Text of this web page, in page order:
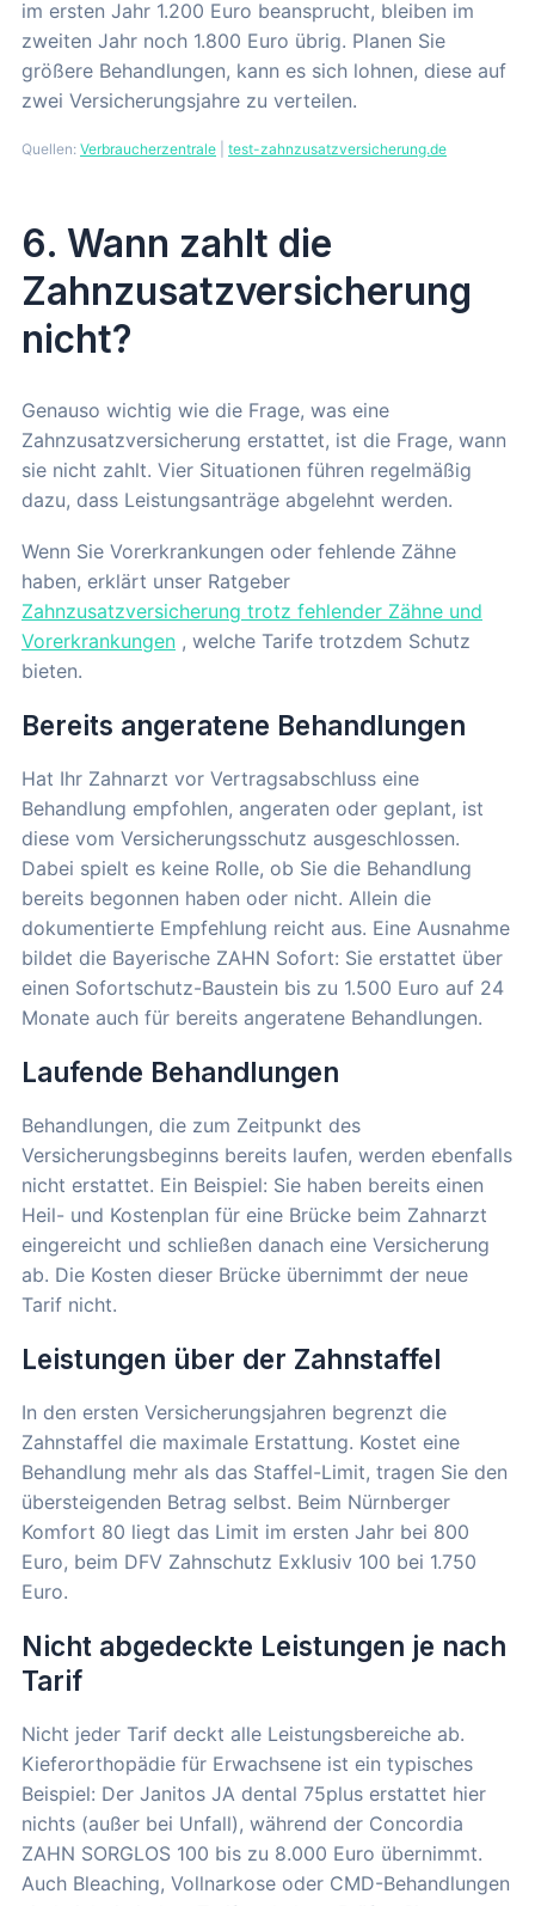
im ersten Jahr 1.200 Euro beansprucht, bleiben im
zweiten Jahr noch 1.800 Euro übrig. Planen Sie
größere Behandlungen, kann es sich lohnen, diese auf
zwei Versicherungsjahre zu verteilen.
Quellen: Verbraucherzentrale test-zahnzusatzversicherung.de
6. Wann zahlt die
Zahnzusatzversicherung
nicht?
Genauso wichtig wie die Frage, was eine
Zahnzusatzversicherung erstattet, ist die Frage, wann
sie nicht zahlt. Vier Situationen führen regelmäßig
dazu, dass Leistungsanträge abgelehnt werden.
Wenn Sie Vorerkrankungen oder fehlende Zähne
haben, erklärt unser Ratgeber
Zahnzusatzversicherung trotz fehlender Zähne und
Vorerkrankungen , welche Tarife trotzdem Schutz
bieten.
Bereits angeratene Behandlungen
Hat Ihr Zahnarzt vor Vertragsabschluss eine
Behandlung empfohlen, angeraten oder geplant, ist
diese vom Versicherungsschutz ausgeschlossen.
Dabei spielt es keine Rolle, ob Sie die Behandlung
bereits begonnen haben oder nicht. Allein die
dokumentierte Empfehlung reicht aus. Eine Ausnahme
bildet die Bayerische ZAHN Sofort: Sie erstattet über
einen Sofortschutz-Baustein bis zu 1.500 Euro auf 24
Monate auch für bereits angeratene Behandlungen.
Laufende Behandlungen
Behandlungen, die zum Zeitpunkt des
Versicherungsbeginns bereits laufen, werden ebenfalls
nicht erstattet. Ein Beispiel: Sie haben bereits einen
Heil- und Kostenplan für eine Brücke beim Zahnarzt
eingereicht und schließen danach eine Versicherung
ab. Die Kosten dieser Brücke übernimmt der neue
Tarif nicht.
Leistungen über der Zahnstaffel
In den ersten Versicherungsjahren begrenzt die
Zahnstaffel die maximale Erstattung. Kostet eine
Behandlung mehr als das Staffel-Limit, tragen Sie den
übersteigenden Betrag selbst. Beim Nürnberger
Komfort 80 liegt das Limit im ersten Jahr bei 800
Euro, beim DFV Zahnschutz Exklusiv 100 bei 1.750
Euro.
Nicht abgedeckte Leistungen je nach
Tarif
Nicht jeder Tarif deckt alle Leistungsbereiche ab.
Kieferorthopädie für Erwachsene ist ein typisches
Beispiel: Der Janitos JA dental 75plus erstattet hier
nichts (außer bei Unfall), während der Concordia
ZAHN SORGLOS 100 bis zu 8.000 Euro übernimmt.
Auch Bleaching, Vollnarkose oder CMD-Behandlungen